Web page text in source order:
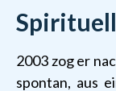
2003 zog er
spontan, aus